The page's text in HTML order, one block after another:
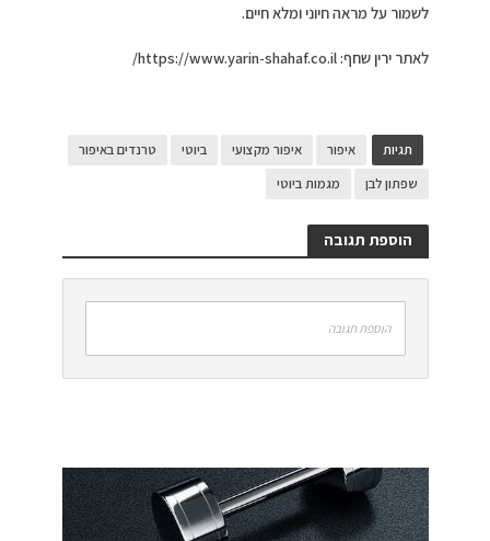
לשמור על מראה חיוני ומלא חיים.
לאתר ירין שחף: https://www.yarin-shahaf.co.il/
תגיות איפור איפור מקצועי ביוטי
טרנדים באיפור
שפתון לבן
מגמות ביוטי
הוספת תגובה
הוספת תגובה